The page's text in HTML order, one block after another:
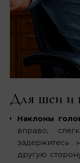
Для шеи и
Наклоны
вправо,
задержитесь
другую